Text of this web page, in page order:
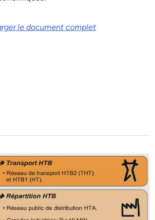
le document complet